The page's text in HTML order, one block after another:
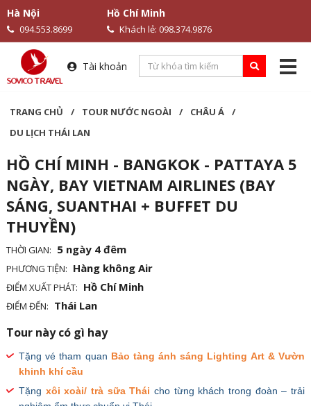
Hà Nội
094.553.8699
Hồ Chí Minh
Khách lẻ: 098.374.9876
Tài khoản
TRANG CHỦ / TOUR NƯỚC NGOÀI / CHÂU Á
/
DU LỊCH THÁI LAN
HỒ CHÍ MINH - BANGKOK - PATTAYA 5
NGÀY, BAY VIETNAM AIRLINES (BAY
SÁNG, SUANTHAI + BUFFET DU
THUYỀN)
THỜI GIAN: 5 ngày 4 đêm
PHƯƠNG TIỆN: Hàng không Air
ĐIỂM XUẤT PHÁT: Hồ Chí Minh
ĐIỂM ĐẾN: Thái Lan
Tour này có gì hay
Tặng vé tham quan Bảo tàng ánh sáng Lighting Art & Vườn
khinh khí cầu
Tặng xôi xoài/ trà sữa Thái cho từng khách trong đoàn – trải